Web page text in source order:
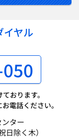
イヤル
おります。
電話ください。
ター
日除く木）